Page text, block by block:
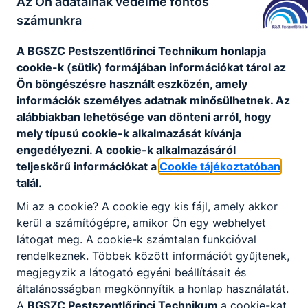
felelősségvállalás erősítése.
körében
Kiemelten fontos, hogy a fiatal generáció
megismerje és kövesse az 5T alapelveit , mivel
ők alakítják a jövő társadalmát és döntéseik
hosszú távon meghatározzák bolygónk sorsát . A
fiatalok környezettudatos nevelése nem csupán a
természet értékeinek megőrzéséhez járul hozzá ,
hanem erősíti bennük a felelősségérzetet saját
Az 5T elveinek követése segít abban a
fiataloknak, hogy tudatosan használják és óvják a
környezetet . A Zöld Böjt alapelveit követve a
tudatos fogyasztási szokások készséggé
válhatnak , amely hosszú évekre elkíséri őket . Az
5T alapelvek gyakorlása közösségi élményeket is
számunkra
A BGSZC Pestszentlőrinci Technikum honlapja
cookie-k (sütik) formájában információkat tárol az
Ön böngészésre használt eszközén, amely
információk személyes adatnak minősülhetnek. Az
alábbiakban lehetősége van dönteni arról, hogy
mely típusú cookie-k alkalmazását kívánja
engedélyezni. A cookie-k alkalmazásáról
teljeskörű információkat a Cookie tájékoztatóban
talál.
Mi az a cookie? A cookie egy kis fájl, amely akkor
kerül a számítógépre, amikor Ön egy webhelyet
látogat meg. A cookie-k számtalan funkcióval
rendelkeznek. Többek között információt gyűjtenek,
megjegyzik a látogató egyéni beállításait és
általánosságban megkönnyítik a honlap használatát.
A BGSZC Pestszentlőrinci Technikum a cookie-kat